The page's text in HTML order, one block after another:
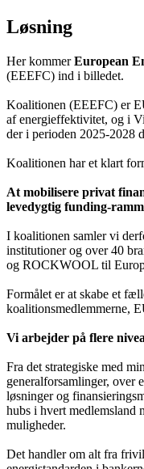
Løsning
Her kommerEuropean
(EEEFC) ind i billedet.
Koalitionen (EEEFC) er
af energieffektivitet, og i
der i perioden 2025-2028
Koalitionen har et klart
At mobilisere privat
levedygtig funding-
I koalitionen samler vi
institutioner og over 40
og ROCKWOOL til
Formålet er at skabe et
koalitionsmedlemmerne,
Vi arbejder på flere
Fra det strategiske med
generalforsamlinger, over
løsninger og
hubs i hvert medlemsland
muligheder.
Det handler om alt fra